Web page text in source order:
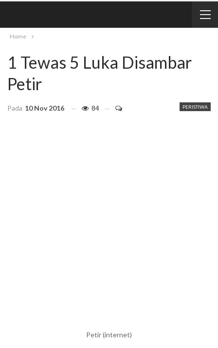
Home
1 Tewas 5 Luka Disambar
Petir
PERISTIWA
Pada 10 Nov 2016 84
Petir (internet)